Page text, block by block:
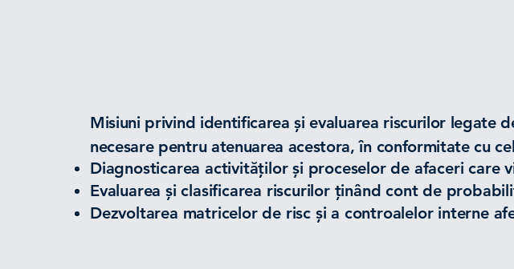
Misiuni privind identificarea și evaluarea riscurilor legate
necesare pentru atenuarea acestora, în conformitate cu
Diagnosticarea activităților și proceselor de afaceri care
Evaluarea și clasificarea riscurilor ținând cont de
Dezvoltarea matricelor de risc și a controalelor interne